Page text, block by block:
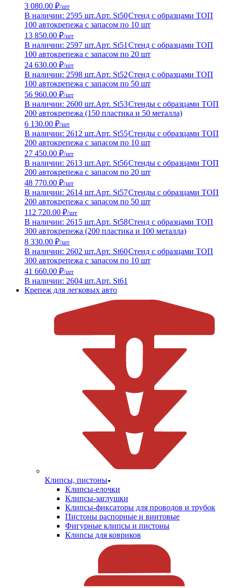
3 080.00 ₽/шт
В наличии: 2595 шт.Арт. St50Стенд с образцами ТОП
100 автокрепежа с запасом по 10 шт
13 850.00 ₽/шт
В наличии: 2597 шт.Арт. St51 Стенд с образцами ТОП
100 автокрепежа с запасом по 20 шт
24 630.00 ₽/шт
В наличии: 2598 шт.Арт. St52Стенд с образцами ТОП
100 автокрепежа с запасом по 50 шт
56 960.00 ₽/шт
В наличии: 2600 шт.Арт. St53Стенды с образцами ТОП
200 автокрепежа (150 пластика и 50 металла)
6 130.00 ₽/шт
В наличии: 2612 шт.Арт. St55Стенды с образцами ТОП
200 автокрепежа с запасом по 10 шт
27 450.00 ₽/шт
В наличии: 2613 шт.Арт. St56Стенды с образцами ТОП
200 автокрепежа с запасом по 20 шт
48 770.00 ₽/шт
В наличии: 2614 шт.Арт. St57Стенды с образцами ТОП
200 автокрепежа с запасом по 50 шт
112 720.00 ₽/шт
В наличии: 2615 шт.Арт. St58Стенд с образцами ТОП
300 автокрепежа (200 пластика и 100 металла)
8 330.00 ₽/шт
В наличии: 2602 шт.Арт. St60Стенд с образцами ТОП
300 автокрепежа с запасом по 10 шт
41 660.00 ₽/шт
В наличии: 2604 шт.Арт. St61
Крепеж для легковых авто
Клипсы, пистоны
Клипсы-елочки
Клипсы-заглушки
Клипсы-фиксаторы для проводов и трубок
Пистоны распорные и винтовые
Фигурные клипсы и пистоны
Клипсы для ковриков